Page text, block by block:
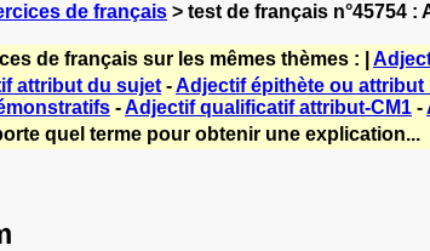
de français > test de français n°45754
de français sur les mêmes thèmes : |
attribut du sujet -Adjectif épithète ou attribut
-Adjectif qualificatif attribut-CM1 -
quel terme pour obtenir une explication...